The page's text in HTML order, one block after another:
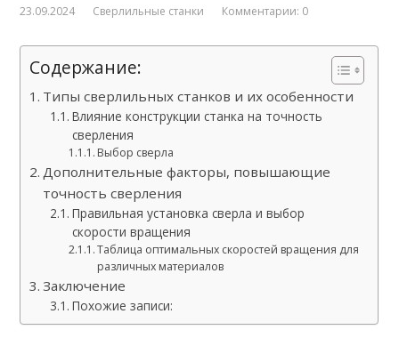
23.09.2024 Сверлильные станки Комментарии: 0
Содержание:
Типы сверлильных станков и их особенности
Влияние конструкции станка на точность
сверления
Выбор сверла
Дополнительные факторы, повышающие
точность сверления
Правильная установка сверла и выбор
скорости вращения
Таблица оптимальных скоростей вращения для
различных материалов
Заключение
Похожие записи: